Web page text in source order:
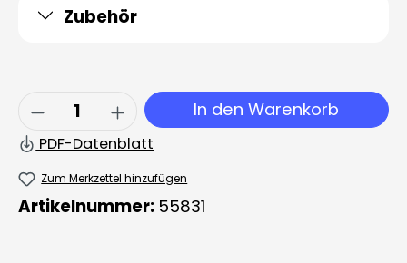
Zubehör
Produkt Anzahl: Gib den
In den Warenkorb
PDF-Datenblatt
Zum Merkzettel hinzufügen
Artikelnummer: 55831